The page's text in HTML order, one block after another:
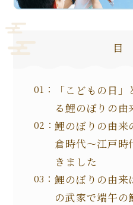
目
「こどもの日
る鯉のぼりの由
鯉のぼりの由来
倉時代～江戸時
きました
鯉のぼりの由来
の武家で端午の